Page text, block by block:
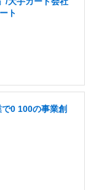
ト
0 100の事業創